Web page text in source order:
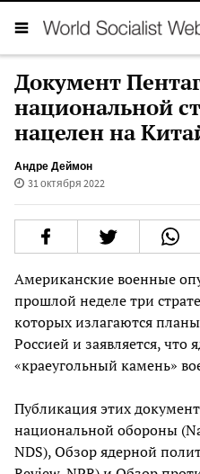
Документ
национальной
нацелен на
Андре Деймон
31 октября 2022
Американские военные
прошлой неделе три
которых излагаются
Россией и заявляется, что
«краеугольный камень»
Публикация этих
национальной обороны
NDS), Обзор ядерной